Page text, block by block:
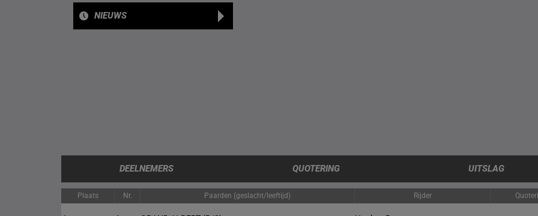
NIEUWS
DEELNEMERS QUOTERING UITSLAG
Plaats Nr. Paarden (geslacht/leeftijd) Rijder